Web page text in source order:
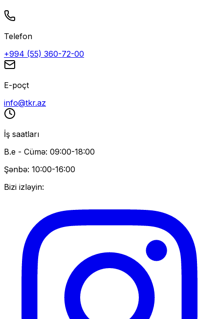
Telefon
+994 (55) 360-72-00
E-poçt
info@tkr.az
İş saatları
B.e - Cümə: 09:00-18:00
Şənbə: 10:00-16:00
Bizi izləyin: